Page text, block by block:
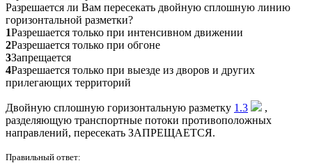
Разрешается ли Вам пересекать двойную сплошную линию
горизонтальной разметки?
1Разрешается только при интенсивном движении
2Разрешается только при обгоне
3Запрещается
4Разрешается только при выезде из дворов и других
прилегающих территорий
Двойную сплошную горизонтальную разметку 1.3
,
разделяющую транспортные потоки противоположных
направлений, пересекать ЗАПРЕЩАЕТСЯ.
Правильный ответ: